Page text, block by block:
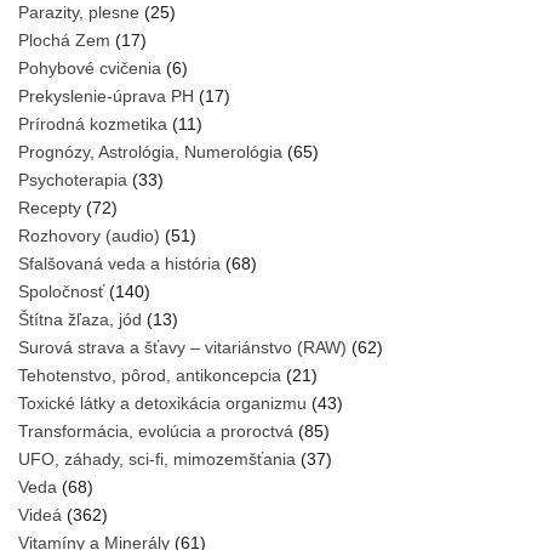
Parazity, plesne (25)
Plochá Zem (17)
Pohybové cvičenia (6)
Prekyslenie-úprava PH (17)
Prírodná kozmetika (11)
Prognózy, Astrológia, Numerológia (65)
Psychoterapia (33)
Recepty (72)
Rozhovory (audio) (51)
Sfalšovaná veda a história (68)
Spoločnosť(140)
Štítna žľaza, jód (13)
Surová strava a šťavy – vitariánstvo (RAW) (62)
Tehotenstvo, pôrod, antikoncepcia (21)
Toxické látky a detoxikácia organizmu (43)
Transformácia, evolúcia a proroctvá (85)
UFO, záhady, sci-fi, mimozemšťania (37)
Veda (68)
Videá (362)
Vitamíny a Minerály (61)